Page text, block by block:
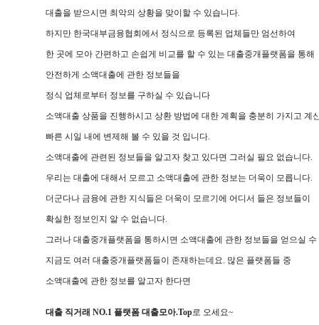
대출을 받으시면 최악의 상황을 맞이할 수 있습니다.
하지만 한국대부금융협회에서 정식으로 등록된 업체들만 엄선하여
한 곳에 모아 간편하고 손쉽게 비교를 할 수 있는 대출중개플랫폼을 통해
안전하게 소액대출에 관한 정보들을
정식 업체로부터 정보를 구하실 수 있습니다
소액대출 상품을 진행하시고 상환 방법에 대한 계획을 충분히 가지고 계
빠른 시일 내에 변제해 볼 수 있을 것 입니다.
소액대출에 관련된 정보들을 알고자 찾고 있다면 그러실 필요 없습니다.
우리는 대출에 대해서 모르고 소액대출에 관한 정보는 더욱이 모릅니다.
더군다나 금융에 관한 지식들은 더욱이 모르기에 어디서 들은 정보들이
확실한 정보인지 알 수 없습니다.
그러나 대출중개플랫폼을 통하시면 소액대출에 관한 정보들을 얻으실 수
지금도 여러 대출중개플랫폼들이 존재하는데요. 많은 플랫폼들 중
소액대출에 관한 정보를 알고자 한다면
대출 직거래 NO.1 플랫폼 대출모아.Top로 오세요~